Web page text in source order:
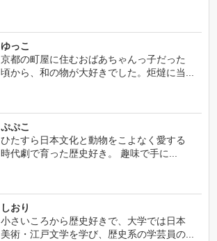
ゆっこ
京都の町屋に住むおばあちゃんっ子だった
頃から、和の物が大好きでした。炬燵に当...
ぷぷこ
ひたすら日本文化と動物をこよなく愛する
時代劇で育った歴史好き。 趣味で手に...
しおり
小さいころから歴史好きで、大学では日本
美術・江戸文学を学び、歴史系の学芸員の...